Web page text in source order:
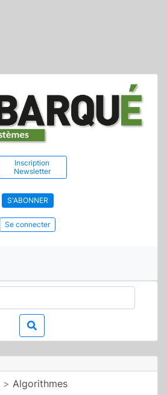
Inscription
Newsletter
S'ABONNER
Se connecter
> Algorithmes